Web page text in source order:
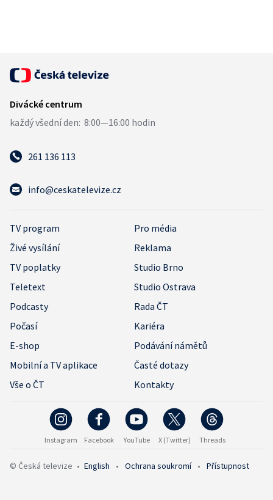
261 136 113
info@ceskatelevize.cz
TV program
Pro média
Živé vysílání
Reklama
TV poplatky
Studio Brno
Teletext
Studio Ostrava
Podcasty
Rada ČT
Počasí
Kariéra
E-shop
Podávání námětů
Mobilní a TV aplikace
Časté dotazy
Vše o ČT
Kontakty
Instagram Facebook YouTube X (Twitter) Threads
© Česká televize • English • Ochrana soukromí • Přístupnost